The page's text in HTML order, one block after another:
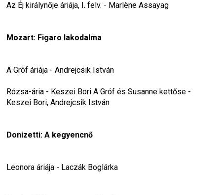
Az Éj királynője áriája, I. felv. - Marlène Assayag
Mozart: Figaro lakodalma
A Gróf áriája - Andrejcsik István
Rózsa-ária - Keszei Bori A Gróf és Susanne kettőse -
Keszei Bori, Andrejcsik István
Donizetti: A kegyencnő
Leonora áriája - Laczák Boglárka